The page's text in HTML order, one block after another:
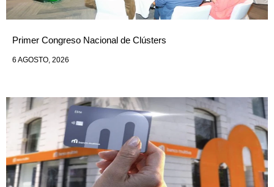
Primer Congreso Nacional de Clústers
6 AGOSTO, 2026